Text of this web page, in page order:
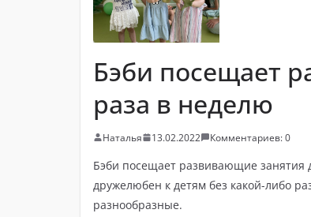
Бэби посещает
раза в неделю
Наталья 13.02.2022 Комментариев: 0
Бэби посещает развивающие занятия
дружелюбен к детям без какой-либо
разнообразные.